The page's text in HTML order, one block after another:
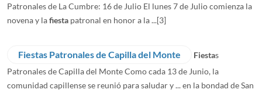
Patronales de La Cumbre: 16 de Julio El lunes 7 de Julio comienza la
novena y lafiesta patronal en honor a la ...[3]
Fiestas Patronales de Capilla del Monte Fiestas
Patronales de Capilla del Monte Como cada 13 de Junio, la
comunidad capillense se reunió para saludar y ... en la bondad de San